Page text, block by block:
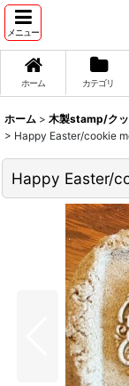
メニュー
ホーム カテゴリ
ホーム > 木製stamp/ク
> Happy Easter/cookie
Happy Easter/